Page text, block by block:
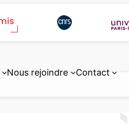
Nous rejoindre Contact